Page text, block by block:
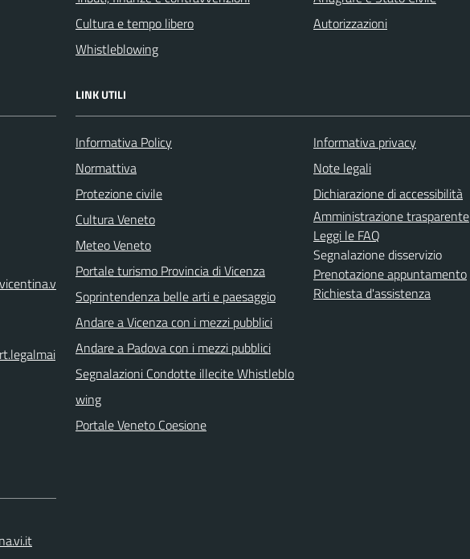
Cultura e tempo libero
Whistleblowing
Autorizzazioni
LINK UTILI
Informativa Policy
Normattiva
Protezione civile
Cultura Veneto
Meteo Veneto
Portale turismo Provincia di Vicenza
Soprintendenza belle arti e paesaggio
Andare a Vicenza con i mezzi pubblici
Andare a Padova con i mezzi pubblici
Segnalazioni Condotte illecite Whistleblo
wing
Portale Veneto Coesione
Informativa privacy
Note legali
Dichiarazione di accessibilità
Amministrazione trasparente
Leggi le FAQ
Segnalazione disservizio
Prenotazione appuntamento
Richiesta d'assistenza